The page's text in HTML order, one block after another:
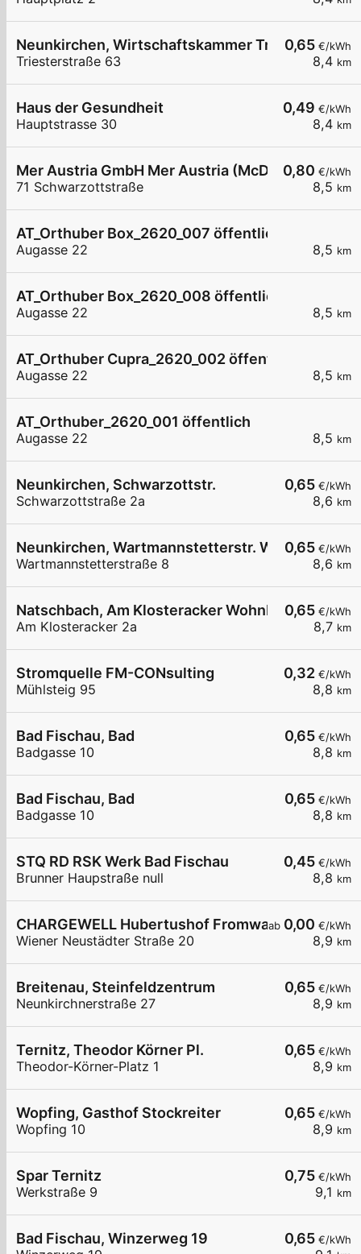
0,65 €/kWh
8,4 km
Neunkirchen, Wirtschaftskammer Triesterstr.
Triesterstraße 63
0,49 €/kWh
8,4 km
Haus der Gesundheit
Hauptstrasse 30
0,80 €/kWh
8,5 km
Mer Austria GmbH Mer Austria (McD) -
71 Schwarzottstraße
8,5 km
AT_Orthuber Box_2620_007 öffentlich
Augasse 22
8,5 km
AT_Orthuber Box_2620_008 öffentlich
Augasse 22
8,5 km
AT_Orthuber Cupra_2620_002 öffentlich
Augasse 22
8,5 km
AT_Orthuber_2620_001 öffentlich
Augasse 22
0,65 €/kWh
8,6 km
Neunkirchen, Schwarzottstr.
Schwarzottstraße 2a
0,65 €/kWh
8,6 km
Neunkirchen, Wartmannstetterstr. Wohnbau
Wartmannstetterstraße 8
0,65 €/kWh
8,7 km
Natschbach, Am Klosteracker Wohnbau
Am Klosteracker 2a
0,32 €/kWh
8,8 km
Stromquelle FM-CONsulting
Mühlsteig 95
0,65 €/kWh
8,8 km
Bad Fischau, Bad
Badgasse 10
0,65 €/kWh
8,8 km
Bad Fischau, Bad
Badgasse 10
0,45 €/kWh
8,8 km
STQ RD RSK Werk Bad Fischau
Brunner Haupstraße null
ab 0,00 €/kWh
8,9 km
CHARGEWELL Hubertushof Fromwald
Wiener Neustädter Straße 20
0,65 €/kWh
8,9 km
Breitenau, Steinfeldzentrum
Neunkirchnerstraße 27
0,65 €/kWh
8,9 km
Ternitz, Theodor Körner Pl.
Theodor-Körner-Platz 1
0,65 €/kWh
8,9 km
Wopfing, Gasthof Stockreiter
Wopfing 10
0,75 €/kWh
9,1 km
Spar Ternitz
Werkstraße 9
0,65 €/kWh
Bad Fischau, Winzerweg 19